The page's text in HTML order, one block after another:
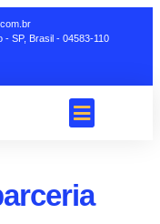
- SP, Brasil - 04583-110